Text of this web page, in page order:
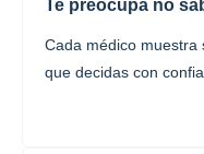
Te preocupa no
Cada médico muestra
que decidas con